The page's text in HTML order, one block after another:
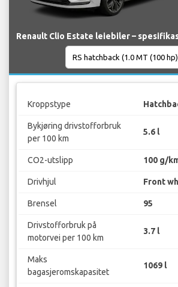
Renault Clio Estate leiebiler –
Kroppstype
Bykjøring drivstofforbruk
per 100 km
5.6 l
CO2-utslipp 100 g/
Drivhjul Front
Brensel 95
Drivstofforbruk på
motorvei per 100 km
3.7 l
Maks
bagasjeromskapasitet
1069 l